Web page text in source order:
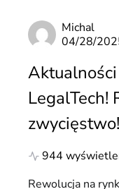
Michal
04/28/
Aktualności
LegalTech!
zwycięstwo!
944
Rewolucja na